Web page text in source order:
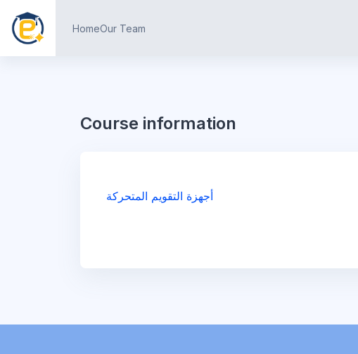
HomeOur Team
Course information
أجهزة التقويم المتحركة